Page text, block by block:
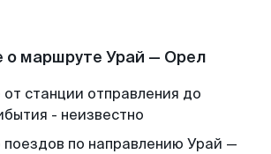
о маршруте Урай — Орел
от станции отправления до
- неизвестно
поездов по направлению Урай —